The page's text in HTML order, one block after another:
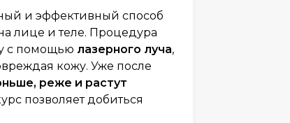
и эффективный способ
лице и теле. Процедура
с помощью лазерного луча,
кожу. Уже после
реже и растут
позволяет добиться